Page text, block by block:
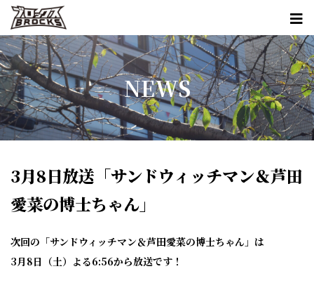
NEWS
3月8日放送「サンドウィッチマン＆芦田
愛菜の博士ちゃん」
次回の「サンドウィッチマン＆芦田愛菜の博士ちゃん」は
3月8日（土）よる6:56から放送です！